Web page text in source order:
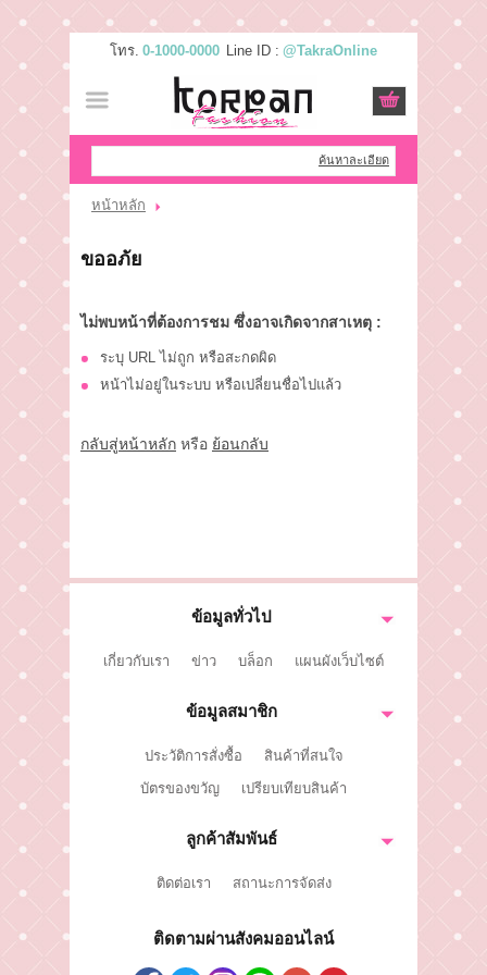
เข้าสู่ระบบ สมัครสมาชิก
หน้าหลัก
แบรนด์
แผนกสินค้า
บัญชีผู้ใช้
ขั้นตอนการสั่งซื้อ
โทร. 0-1000-0000 Line ID : @TakraOnline
ค้นหาละเอียด
หน้าหลัก
ขออภัย
ไม่พบหน้าที่ต้องการชม ซึ่งอาจเกิดจากสาเหตุ :
ระบุ URL ไม่ถูก หรือสะกดผิด
หน้าไม่อยู่ในระบบ หรือเปลี่ยนชื่อไปแล้ว
กลับสู่หน้าหลัก หรือ ย้อนกลับ
ข้อมูลทั่วไป
เกี่ยวกับเรา ข่าว บล็อก แผนผังเว็บไซต์
ข้อมูลสมาชิก
ประวัติการสั่งซื้อ
สินค้าที่สนใจ
บัตรของขวัญ
เปรียบเทียบสินค้า
ลูกค้าสัมพันธ์
ติดต่อเรา สถานะการจัดส่ง
ติดตามผ่านสังคมออนไลน์